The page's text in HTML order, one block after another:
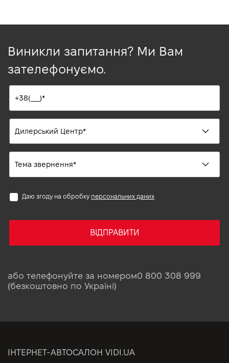
Виникли запитання? Ми Вам
зателефонуємо.
Даю згоду на обробку персональних даних
ВІДПРАВИТИ
або телефонуйте за номером0 800 308 999
(безкоштовно по Україні)
ІНТЕРНЕТ-АВТОСАЛОН VIDI.UA